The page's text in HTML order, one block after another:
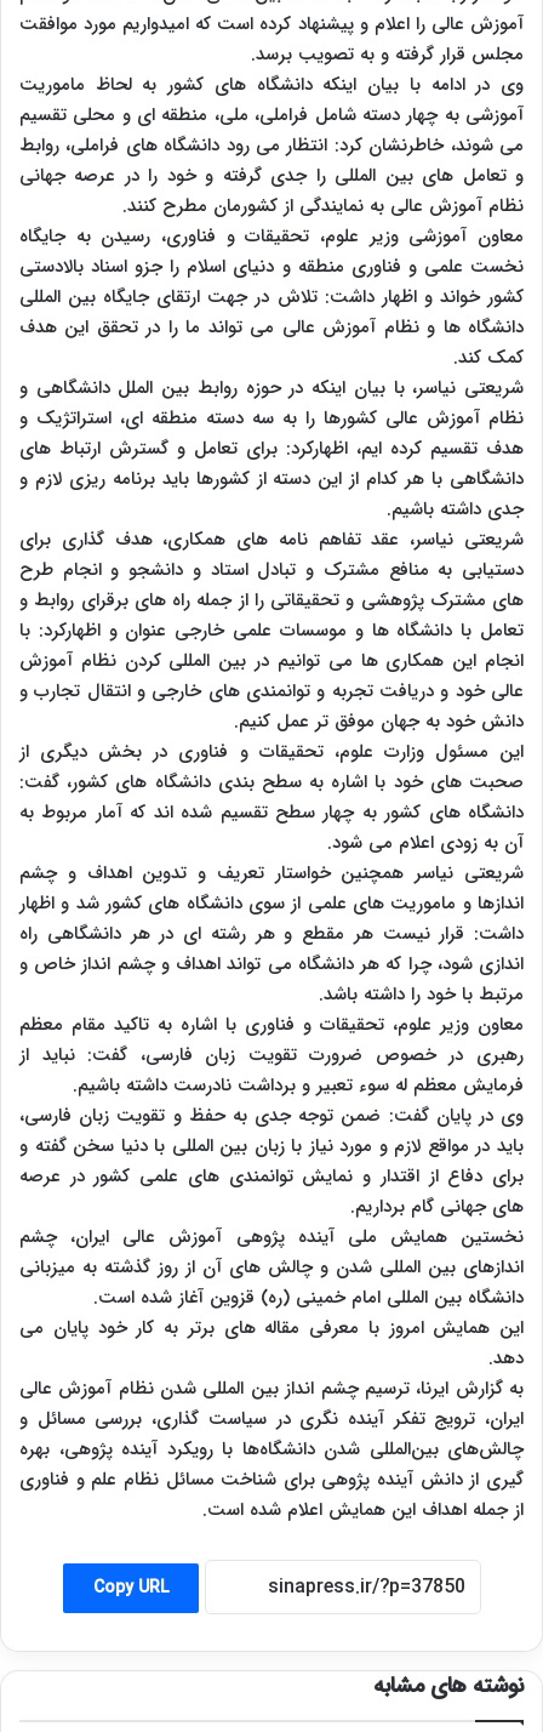
آموزش عالی را اعلام و پیشنهاد کرده است که امیدواریم مورد موافقت
مجلس قرار گرفته و به تصویب برسد.
وی در ادامه با بیان اینکه دانشگاه های کشور به لحاظ ماموریت
آموزشی به چهار دسته شامل فراملی، ملی، منطقه ای و محلی تقسیم
می شوند، خاطرنشان کرد: انتظار می رود دانشگاه های فراملی، روابط
و تعامل های بین المللی را جدی گرفته و خود را در عرصه جهانی
نظام آموزش عالی به نمایندگی از کشورمان مطرح کنند.
معاون آموزشی وزیر علوم، تحقیقات و فناوری، رسیدن به جایگاه
نخست علمی و فناوری منطقه و دنیای اسلام را جزو اسناد بالادستی
کشور خواند و اظهار داشت: تلاش در جهت ارتقای جایگاه بین المللی
دانشگاه ها و نظام آموزش عالی می تواند ما را در تحقق این هدف
کمک کند.
شریعتی نیاسر، با بیان اینکه در حوزه روابط بین الملل دانشگاهی و
نظام آموزش عالی کشورها را به سه دسته منطقه ای، استراتژیک و
هدف تقسیم کرده ایم، اظهارکرد: برای تعامل و گسترش ارتباط های
دانشگاهی با هر کدام از این دسته از کشورها باید برنامه ریزی لازم و
جدی داشته باشیم.
شریعتی نیاسر، عقد تفاهم نامه های همکاری، هدف گذاری برای
دستیابی به منافع مشترک و تبادل استاد و دانشجو و انجام طرح
های مشترک پژوهشی و تحقیقاتی را از جمله راه های برقرای روابط و
تعامل با دانشگاه ها و موسسات علمی خارجی عنوان و اظهارکرد: با
انجام این همکاری ها می توانیم در بین المللی کردن نظام آموزش
عالی خود و دریافت تجربه و توانمندی های خارجی و انتقال تجارب و
دانش خود به جهان موفق تر عمل کنیم.
این مسئول وزارت علوم، تحقیقات و فناوری در بخش دیگری از
صحبت های خود با اشاره به سطح بندی دانشگاه های کشور، گفت:
دانشگاه های کشور به چهار سطح تقسیم شده اند که آمار مربوط به
آن به زودی اعلام می شود.
شریعتی نیاسر همچنین خواستار تعریف و تدوین اهداف و چشم
اندازها و ماموریت های علمی از سوی دانشگاه های کشور شد و اظهار
داشت: قرار نیست هر مقطع و هر رشته ای در هر دانشگاهی راه
اندازی شود، چرا که هر دانشگاه می تواند اهداف و چشم انداز خاص و
مرتبط با خود را داشته باشد.
معاون وزیر علوم، تحقیقات و فناوری با اشاره به تاکید مقام معظم
رهبری در خصوص ضرورت تقویت زبان فارسی، گفت: نباید از
فرمایش معظم له سوء تعبیر و برداشت نادرست داشته باشیم.
وی در پایان گفت: ضمن توجه جدی به حفظ و تقویت زبان فارسی،
باید در مواقع لازم و مورد نیاز با زبان بین المللی با دنیا سخن گفته و
برای دفاع از اقتدار و نمایش توانمندی های علمی کشور در عرصه
های جهانی گام برداریم.
نخستین همایش ملی آینده پژوهی آموزش عالی ایران، چشم
اندازهای بین المللی شدن و چالش های آن از روز گذشته به میزبانی
دانشگاه بین المللی امام خمینی (ره) قزوین آغاز شده است.
این همایش امروز با معرفی مقاله های برتر به کار خود پایان می
دهد.
به گزارش ایرنا، ترسیم چشم انداز بین المللی شدن نظام آموزش عالی
ایران، ترویج تفکر آینده ‌نگری در سیاست ‌گذاری، بررسی مسائل و
چالش‌های بین‌المللی ‌شدن دانشگاه‌ها با رویکرد آینده‌ پژوهی، بهره‌
گیری از دانش آینده ‌پژوهی برای شناخت مسائل نظام علم و فناوری
از جمله اهداف این همایش اعلام شده است.
Copy URL
نوشته های مشابه